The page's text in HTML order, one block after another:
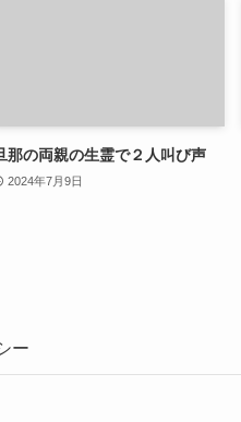
那の両親の生霊で２人叫び声
2024年7月9日
ー